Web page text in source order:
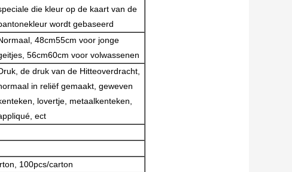
die kleur op de kaart van de
wordt gebaseerd
48cm55cm voor jonge
56cm60cm voor volwassenen
de druk van de Hitteoverdracht,
in reliëf gemaakt, geweven
lovertje, metaalkenteken,
ect
100pcs/carton